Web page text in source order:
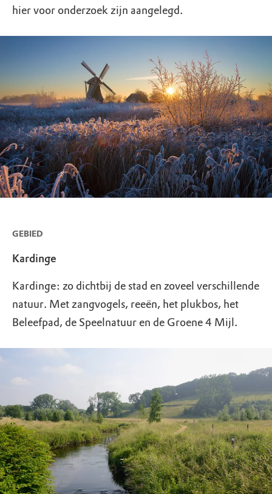
hier voor onderzoek zijn aangelegd.
GEBIED
Kardinge
Kardinge: zo dichtbij de stad en zoveel verschillende
natuur. Met zangvogels, reeën, het plukbos, het
Beleefpad, de Speelnatuur en de Groene 4 Mijl.